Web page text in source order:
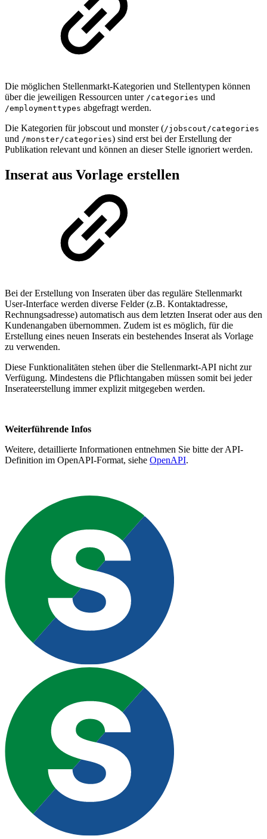
Die möglichen Stellenmarkt-Kategorien und Stellentypen können
über die jeweiligen Ressourcen unter /categories und
/employmenttypes abgefragt werden.
Die Kategorien für jobscout und monster (/jobscout/categories
und /monster/categories) sind erst bei der Erstellung der
Publikation relevant und können an dieser Stelle ignoriert werden.
Inserat aus Vorlage erstellen
Bei der Erstellung von Inseraten über das reguläre Stellenmarkt
User-Interface werden diverse Felder (z.B. Kontaktadresse,
Rechnungsadresse) automatisch aus dem letzten Inserat oder aus den
Kundenangaben übernommen. Zudem ist es möglich, für die
Erstellung eines neuen Inserats ein bestehendes Inserat als Vorlage
zu verwenden.
Diese Funktionalitäten stehen über die Stellenmarkt-API nicht zur
Verfügung. Mindestens die Pflichtangaben müssen somit bei jeder
Inserateerstellung immer explizit mitgegeben werden.
Weiterführende Infos
Weitere, detaillierte Informationen entnehmen Sie bitte der API-
Definition im OpenAPI-Format, siehe OpenAPI.